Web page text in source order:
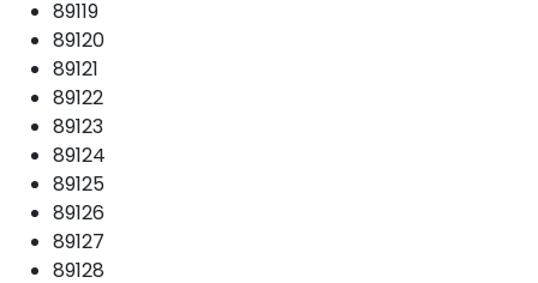
89119
89120
89121
89122
89123
89124
89125
89126
89127
89128